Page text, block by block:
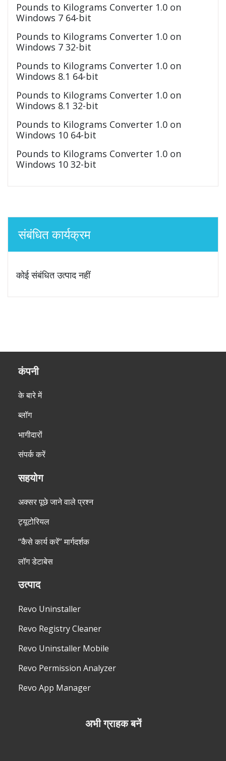
Pounds to Kilograms Converter 1.0 on
Windows 7 64-bit
Pounds to Kilograms Converter 1.0 on
Windows 7 32-bit
Pounds to Kilograms Converter 1.0 on
Windows 8.1 64-bit
Pounds to Kilograms Converter 1.0 on
Windows 8.1 32-bit
Pounds to Kilograms Converter 1.0 on
Windows 10 64-bit
Pounds to Kilograms Converter 1.0 on
Windows 10 32-bit
संबंधित कार्यक्रम
कोई संबंधित उत्पाद नहीं
कंपनी
के बारे में
ब्लॉग
भागीदारों
संपर्क करें
सहयोग
अक्सर पूछे जाने वाले प्रश्न
ट्यूटोरियल
“कैसे कार्य करें” मार्गदर्शक
लॉग डेटाबेस
उत्पाद
Revo Uninstaller
Revo Registry Cleaner
Revo Uninstaller Mobile
Revo Permission Analyzer
Revo App Manager
अभी ग्राहक बनें